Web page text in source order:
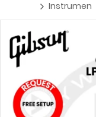
Instrumen